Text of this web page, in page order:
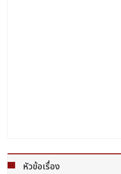
หัวข้อเรื่อง